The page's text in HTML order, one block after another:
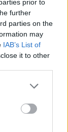
prior to
further
parties on the
may
IAB’s List of
it to other
Google
may click to
tags to
Google
50 /50
2000 /2000